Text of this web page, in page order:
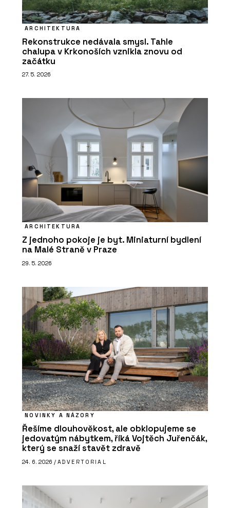
ARCHITEKTURA
Rekonstrukce nedávala smysl. Tahle
chalupa v Krkonoších vznikla znovu od
začátku
27. 5. 2026
ARCHITEKTURA
Z jednoho pokoje je byt. Miniaturní bydlení
na Malé Straně v Praze
29. 5. 2026
NOVINKY A NÁZORY
Řešíme dlouhověkost, ale obklopujeme se
jedovatým nábytkem, říká Vojtěch Juřenčák,
který se snaží stavět zdravě
24. 6. 2026 / ADVERTORIAL